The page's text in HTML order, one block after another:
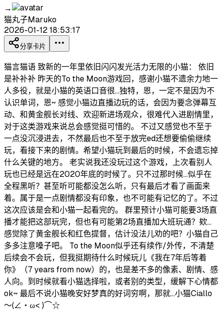
→
猫丸子Maruko
2026-01-12 18:53:17
分享卡片
猫言猫语 致新的一年里依旧闪闪发光活力无限的小猫： 依旧
是补补补 昨天的To the Moon游戏回，感谢小猫不遗余力地一
人多役，就是小猫的英语口音很...独特，恩，一定不是因为不
认识单词，恩~ 感觉小猫边直播边玩的话，会因为要念弹幕互
动、和黄金舰长对线、欢迎新进场观众，很难代入进剧情里，
对于这类游戏来说总会感觉挺可惜的。 不过又感觉也不至于
一点没沉浸进去，不然最后也不至于放完ed还想要偷偷继续
玩，看接下来的剧情。希望小猫玩到最后的时候，不会遗忘掉
什么关键的地方。 老实说我还没玩过这个游戏，上次看别人
玩也已经是远在2020年底的时候了。只不过那时候...似乎在
全程黑听？甚至听可能都没怎么听，只有最后才看了画面来
着。属于是一点剧情都没有印象，也不可能有记忆的了。不过
这次应该是会和小猫一起看完的。 群里预计小猫可能要3场直
播才能把这部玩完，但也有可能第2场直播加大班玩通？欸...
感觉除了黄金舰长和红色提督，估计没法儿劝的吧？小猫自己
多多注意嗓子吧。 To the Moon似乎还有续作/外传，不清楚
后续会不会玩，但我挺期待什么时候玩儿《我在7年后等着
你》（7 years from now）的，也是差不多的像素、剧情、感
人向。到时候就看小猫选择啦，或者别的类型，缓解下心情都
ok~ 最后不说小猫晚安好梦真的好词穷啊，那就...小猫Ciallo
～(∠・ω< )⌒☆